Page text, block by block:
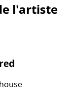
l'artiste